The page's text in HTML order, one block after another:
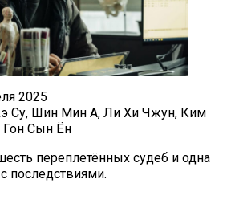
2025
Су, Шин Мин А, Ли Хи Чжун, Ким
Гон Сын Ён
переплетённых судеб и одна
последствиями.